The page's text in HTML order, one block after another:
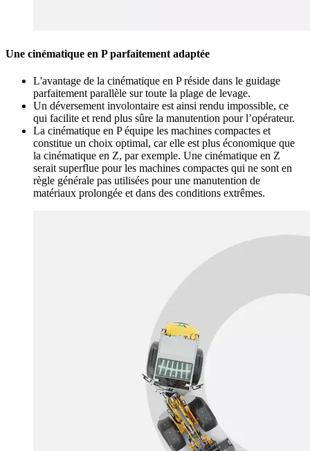
Une cinématique en P parfaitement adaptée
L'avantage de la cinématique en P réside dans le guidage
parfaitement parallèle sur toute la plage de levage.
Un déversement involontaire est ainsi rendu impossible, ce
qui facilite et rend plus sûre la manutention pour l’opérateur.
La cinématique en P équipe les machines compactes et
constitue un choix optimal, car elle est plus économique que
la cinématique en Z, par exemple. Une cinématique en Z
serait superflue pour les machines compactes qui ne sont en
règle générale pas utilisées pour une manutention de
matériaux prolongée et dans des conditions extrêmes.